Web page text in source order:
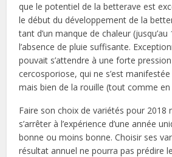
que le potentiel de la betterave est
le début du développement de la
tant d’un manque de chaleur
l’absence de pluie suffisante.
pouvait s’attendre à une forte
cercosporiose, qui ne s’est
mais bien de la rouille (tout comme en
Faire son choix de variétés pour 2018
s’arrêter à l’expérience d’une année
bonne ou moins bonne. Choisir ses
résultat annuel ne pourra pas prédire